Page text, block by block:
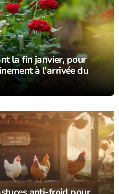
la fin janvier, pour
à l’arrivée du
25/01/24
24/01/24